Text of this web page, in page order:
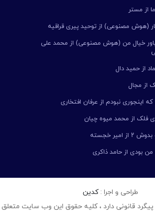
از مستر
(هوش مصنوعی) از توحید پیری قراقیه
باور خیال من (هوش مصنوعی) از محمد علی
از حمید دال
از مجال
اینجوری نبودم از عرفان افتخاری
فلک از محمد میوه چیان
خجسته
من بودی از حامد ذاکری
طراحی و اجرا :کدین
قانونی دارد ، کلیه حقوق این وب سایت